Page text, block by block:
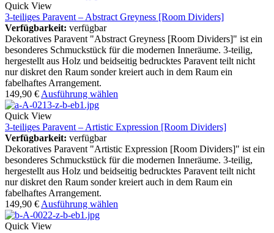
Quick View
3-teiliges Paravent – Abstract Greyness [Room Dividers]
Verfügbarkeit: verfügbar
Dekoratives Paravent "Abstract Greyness [Room Dividers]" ist ein
besonderes Schmuckstück für die modernen Inneräume. 3-teilig,
hergestellt aus Holz und beidseitig bedrucktes Paravent teilt nicht
nur diskret den Raum sonder kreiert auch in dem Raum ein
fabelhaftes Arrangement.
149,90 € Ausführung wählen
Quick View
3-teiliges Paravent – Artistic Expression [Room Dividers]
Verfügbarkeit: verfügbar
Dekoratives Paravent "Artistic Expression [Room Dividers]" ist ein
besonderes Schmuckstück für die modernen Inneräume. 3-teilig,
hergestellt aus Holz und beidseitig bedrucktes Paravent teilt nicht
nur diskret den Raum sonder kreiert auch in dem Raum ein
fabelhaftes Arrangement.
149,90 € Ausführung wählen
Quick View